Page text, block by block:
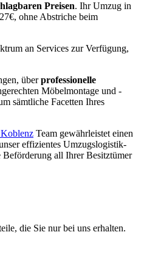
Preisen. Ihr Umzug in
ohne Abstriche beim
an Services zur Verfügung,
überprofessionelle
Möbelmontage und -
sämtliche Facetten Ihres
Team gewährleistet einen
effizientes Umzugslogistik-
all Ihrer Besitztümer
die Sie nur bei uns erhalten.